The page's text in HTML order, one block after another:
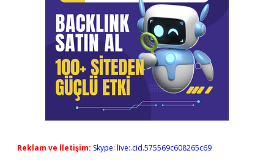
Reklam ve İletişim: Skype: live:.cid.575569c608265c69